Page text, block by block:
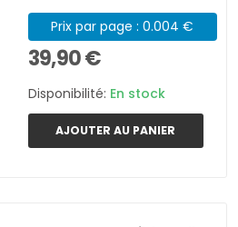
Prix par page : 0.004 €
39,90 €
Disponibilité: En stock
AJOUTER AU PANIER